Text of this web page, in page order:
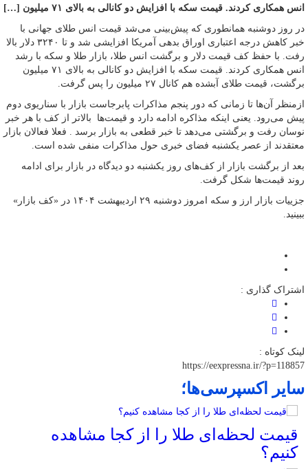
انس همکاری کردند. قیمت سکه با افزایش دو کانالی به بالای ۷۱ میلیون […]
در روز دوشنبه همانطوری که پیش‌بینی می‌شد قیمت انس طلای جهانی با
خبر کاهش درجه اعتباری اوراق بدهی آمریکا افزایشی شد و تا ۳۲۴۰ دلار بالا
رفت. با حفظ کف قیمت دلار و برگشت انس طلا، بازار طلا و سکه با رشد
انس همکاری کردند. قیمت سکه با افزایش دو کانالی به بالای ۷۱ میلیون
برگشت، قیمت طلای آبشده هم کانال ۲۷ میلیون را پس گرفت.
ازمنظر آن‌ها تا زمانی که دور پنجم مذاکرات پابرجاست بازار با سناریوی دوم
پیش می‌رود. یعنی اینکه مذاکره ادامه دارد و قیمت‌ها بالاتر از کف با هر خبر
نوسان رفت و برگشتی می‌دهد تا خبر قطعی به بازار برسد . فعلا فعالان بازار
معتقدند از عصر یکشنبه فضای خبری حول مذاکرات منفی شده است.
بعد از برگشت بازار از کف‌های روز یکشنبه دو دیدگاه در بازار برای ادامه
روند قیمت‌ها شکل گرفت.
جزییات بازار ارز و سکه امروز دوشنبه ۲۹ اردیبهشت ۱۴۰۴ در «کف بازار»
ببینید.
اشتراک گذاری :
لینک کوتاه :
https://eexpressna.ir/?p=118857
سایر اکسپرسی‌ها؛
قیمت لحظه‌ای طلا را از کجا مشاهده
کنیم؟